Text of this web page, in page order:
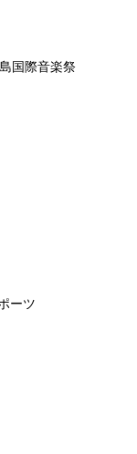
国際音楽祭
ーツ